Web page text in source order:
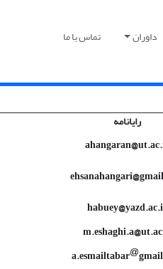
داوران تماس با ما
رایانامه
a.esmailtabar